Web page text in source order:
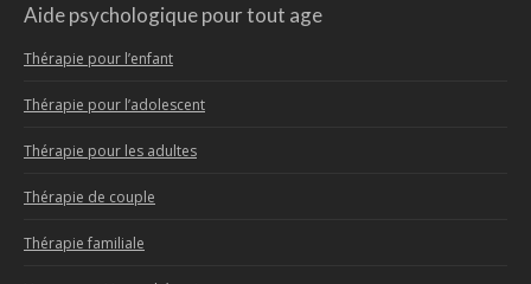
Aide psychologique pour tout age
Thérapie pour l’enfant
Thérapie pour l’adolescent
Thérapie pour les adultes
Thérapie de couple
Thérapie familiale